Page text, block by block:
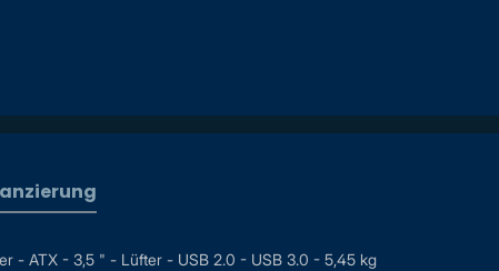
- ATX - 3,5 " - Lüfter - USB 2.0 - USB 3.0 - 5,45 kg